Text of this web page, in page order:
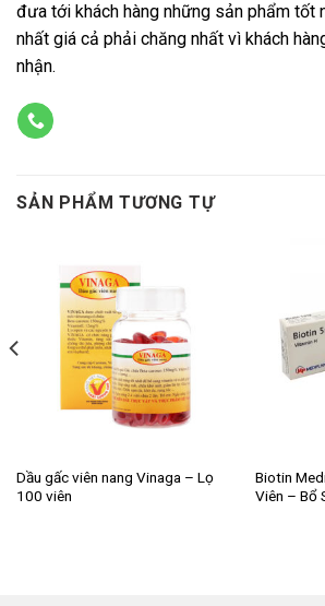
đưa tới khách hàng những sản phẩm tốt
nhất giá cả phải chăng nhất vì khách
nhận.
SẢN PHẨM TƯƠNG TỰ
Dầu gấc viên nang Vinaga – Lọ
100 viên
Biotin
Viên – Bổ